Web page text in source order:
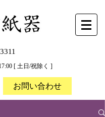
[ 土日/祝除く ]
お問い合わせ